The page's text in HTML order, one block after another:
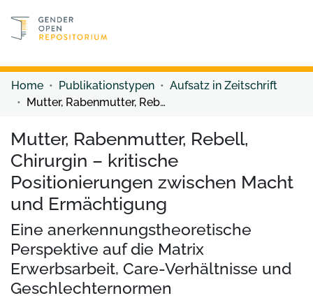
Discover content
Home Publikationstypen
Aufsatz in Zeitschrift
Mutter, Rabenmutter, Rebell, Chirurgin – kritische Positionierungen zwischen Macht und Ermächtigung
Mutter, Rabenmutter, Rebell,
Chirurgin – kritische
Positionierungen zwischen Macht
und Ermächtigung
Eine anerkennungstheoretische
Perspektive auf die Matrix
Erwerbsarbeit, Care-Verhältnisse und
Geschlechternormen